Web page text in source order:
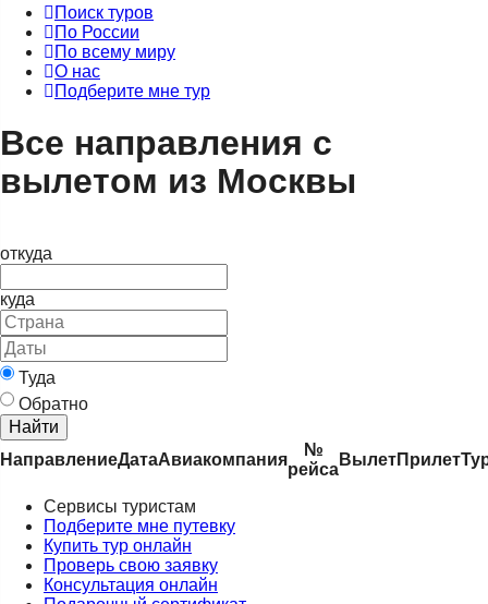
Поиск туров
По России
По всему миру
О нас
Подберите мне тур
Все направления с
вылетом из Москвы
откуда
куда
Туда
Обратно
Найти
НаправлениеДатаАвиакомпания
№
рейса
ВылетПрилет
Сервисы туристам
Подберите мне путевку
Купить тур онлайн
Проверь свою заявку
Консультация онлайн